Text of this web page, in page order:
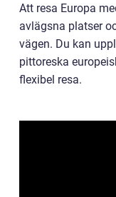
Att resa Europa
avlägsna platser
vägen. Du kan
pittoreska
flexibel resa.